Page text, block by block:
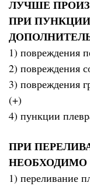
ЛУЧШЕ
ПРИ
1) повреждения
2) повреждения
3) повреждения
(+)
4) пункции
ПРИ
НЕОБХОДИМО
1) переливание